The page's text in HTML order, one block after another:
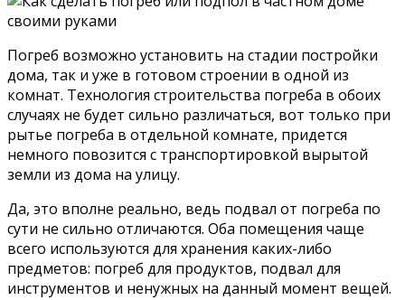
Погреб возможно установить на стадии постройки
дома, так и уже в готовом строении в одной из
комнат. Технология строительства погреба в обоих
случаях не будет сильно различаться, вот только при
рытье погреба в отдельной комнате, придется
немного повозится с транспортировкой вырытой
земли из дома на улицу.
Да, это вполне реально, ведь подвал от погреба по
сути не сильно отличаются. Оба помещения чаще
всего используются для хранения каких-либо
предметов: погреб для продуктов, подвал для
инструментов и ненужных на данный момент вещей.